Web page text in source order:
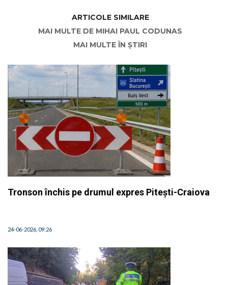
ARTICOLE SIMILARE
MAI MULTE DE MIHAI PAUL CODUNAS
MAI MULTE ÎN ȘTIRI
Tronson închis pe drumul expres Pitești-Craiova
24-06-2026, 09:26